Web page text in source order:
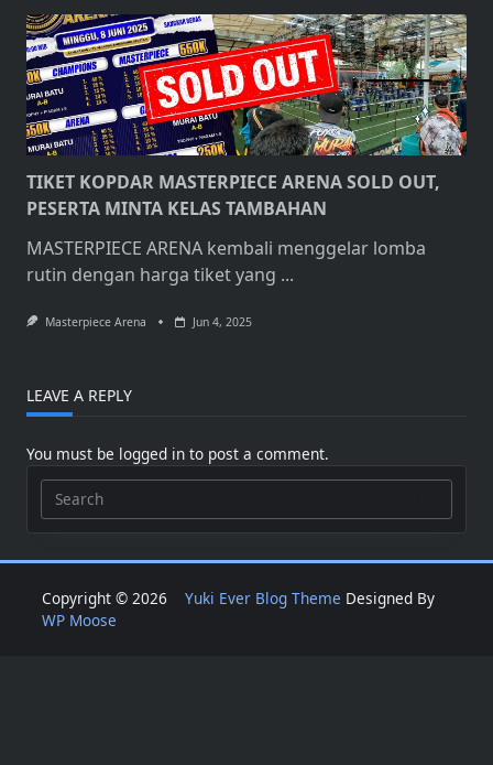
TIKET KOPDAR MASTERPIECE ARENA SOLD OUT,
PESERTA MINTA KELAS TAMBAHAN
MASTERPIECE ARENA kembali menggelar lomba
rutin dengan harga tiket yang ...
Masterpiece Arena Jun 4, 2025
LEAVE A REPLY
You must be logged in to post a comment.
Search
for:
Copyright © 2026 Yuki Ever Blog Theme Designed By
WP Moose